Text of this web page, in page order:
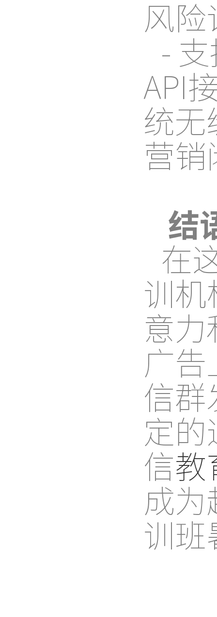
风
-
API
统
营
结
在
训
意
广
信
定
信教
成
训